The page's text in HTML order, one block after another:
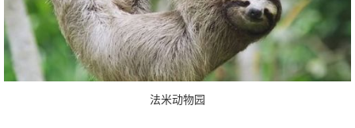
法米动物园